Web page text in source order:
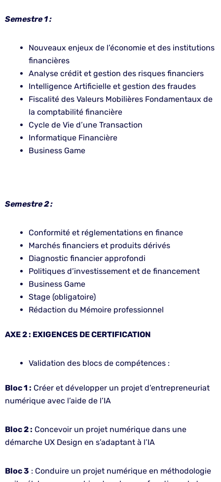
Semestre 1 :
Nouveaux enjeux de l’économie et des institutions
financières
Analyse crédit et gestion des risques financiers
Intelligence Artificielle et gestion des fraudes
Fiscalité des Valeurs Mobilières Fondamentaux de
la comptabilité financière
Cycle de Vie d’une Transaction
Informatique Financière
Business Game
Semestre 2 :
Conformité et réglementations en finance
Marchés financiers et produits dérivés
Diagnostic financier approfondi
Politiques d’investissement et de financement
Business Game
Stage (obligatoire)
Rédaction du Mémoire professionnel
AXE 2 : EXIGENCES DE CERTIFICATION
Validation des blocs de compétences :
Bloc 1 : Créer et développer un projet d’entrepreneuriat
numérique avec l’aide de l’IA
Bloc 2 : Concevoir un projet numérique dans une
démarche UX Design en s’adaptant à l’IA
Bloc 3 : Conduire un projet numérique en méthodologie